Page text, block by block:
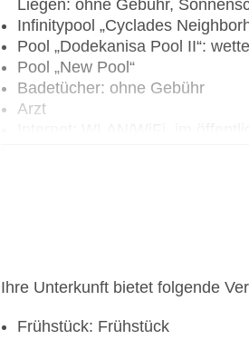
Liegen: ohne Gebühr,
Infinitypool „Cyclades
Pool „Dodekanisa Pool II“:
Pool „New Pool“
Badetücher: ohne Gebühr
Arzt
Businesscenter
Tagungseinrichtungen:
Ihre Unterkunft bietet folgende
Frühstück: Frühstück